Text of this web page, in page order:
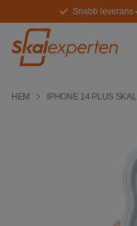
Snabb leverans
HEM IPHONE 14 PLUS SKAL